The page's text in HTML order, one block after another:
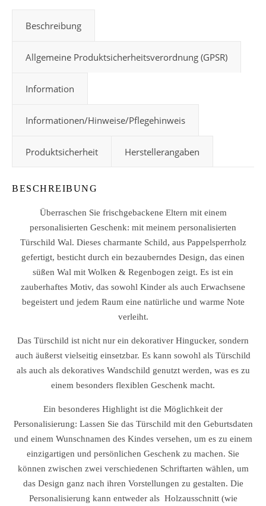
Beschreibung
Allgemeine Produktsicherheitsverordnung (GPSR)
Information
Informationen/Hinweise/Pflegehinweis
Produktsicherheit Herstellerangaben
BESCHREIBUNG
Überraschen Sie frischgebackene Eltern mit einem
personalisierten Geschenk: mit meinem personalisierten
Türschild Wal. Dieses charmante Schild, aus Pappelsperrholz
gefertigt, besticht durch ein bezauberndes Design, das einen
süßen Wal mit Wolken & Regenbogen zeigt. Es ist ein
zauberhaftes Motiv, das sowohl Kinder als auch Erwachsene
begeistert und jedem Raum eine natürliche und warme Note
verleiht.
Das Türschild ist nicht nur ein dekorativer Hingucker, sondern
auch äußerst vielseitig einsetzbar. Es kann sowohl als Türschild
als auch als dekoratives Wandschild genutzt werden, was es zu
einem besonders flexiblen Geschenk macht.
Ein besonderes Highlight ist die Möglichkeit der
Personalisierung: Lassen Sie das Türschild mit den Geburtsdaten
und einem Wunschnamen des Kindes versehen, um es zu einem
einzigartigen und persönlichen Geschenk zu machen. Sie
können zwischen zwei verschiedenen Schriftarten wählen, um
das Design ganz nach ihren Vorstellungen zu gestalten. Die
Personalisierung kann entweder als Holzausschnitt (wie